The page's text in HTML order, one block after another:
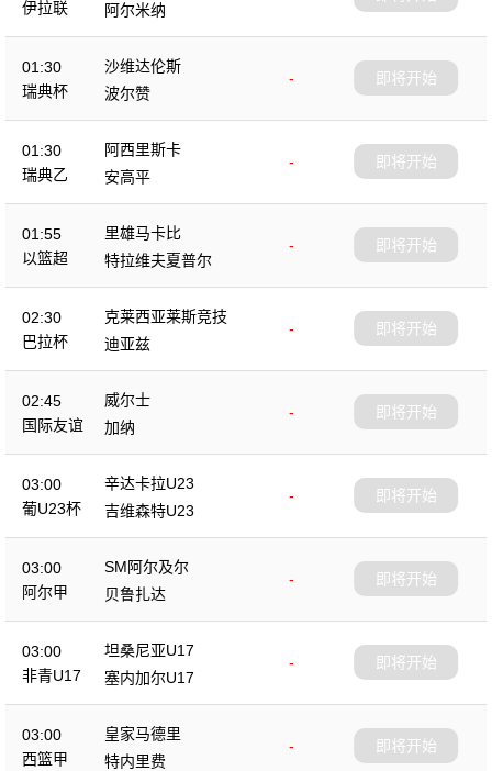
伊拉联
阿尔米纳
01:30
瑞典杯
沙维达伦斯
-
波尔赞
即将开始
01:30
瑞典乙
阿西里斯卡
-
安高平
即将开始
01:55
以篮超
里雄马卡比
-
特拉维夫夏普尔
即将开始
02:30
巴拉杯
克莱西亚莱斯竞技
-
迪亚兹
即将开始
02:45
国际友谊
威尔士
-
加纳
即将开始
03:00
葡U23杯
辛达卡拉U23
-
吉维森特U23
即将开始
03:00
阿尔甲
SM阿尔及尔
-
贝鲁扎达
即将开始
03:00
非青U17
坦桑尼亚U17
-
塞内加尔U17
即将开始
03:00
西篮甲
皇家马德里
-
特内里费
即将开始